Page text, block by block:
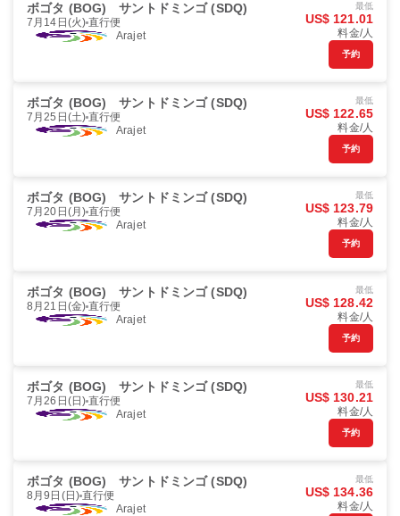
ボゴタ (BOG) サントドミンゴ (SDQ)
7月14日(火) 直行便
Arajet
最低
US$ 121.01
料金/人
予約
ボゴタ (BOG) サントドミンゴ (SDQ)
7月25日(土) 直行便
Arajet
最低
US$ 122.65
料金/人
予約
ボゴタ (BOG) サントドミンゴ (SDQ)
7月20日(月) 直行便
Arajet
最低
US$ 123.79
料金/人
予約
ボゴタ (BOG) サントドミンゴ (SDQ)
8月21日(金) 直行便
Arajet
最低
US$ 128.42
料金/人
予約
ボゴタ (BOG) サントドミンゴ (SDQ)
7月26日(日) 直行便
Arajet
最低
US$ 130.21
料金/人
予約
ボゴタ (BOG) サントドミンゴ (SDQ)
8月9日(日) 直行便
Arajet
最低
US$ 134.36
料金/人